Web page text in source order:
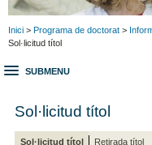
Inici > Programa de doctorat >
Sol·licitud títol
SUBMENU
Sol·licitud títol
Sol·licitud títol Retirada títol